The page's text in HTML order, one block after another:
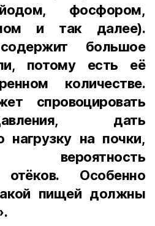
фосфором,
и так далее).
большое
потому есть её
количестве.
спровоцировать
дать
нагрузку на почки,
вероятность
отёков. Особенно
пищей должны